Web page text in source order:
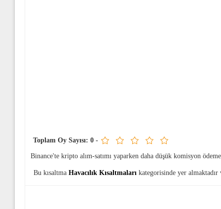
Toplam Oy Sayısı: 0-
Binance'te kripto alım-satımı yaparken daha düşük komisyon
Bu kısaltma Havacılık Kısaltmaları kategorisinde yer